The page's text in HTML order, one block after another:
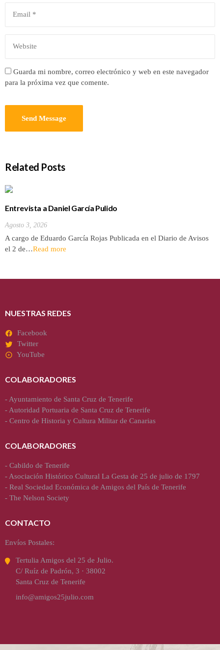
Guarda mi nombre, correo electrónico y web en este navegador
para la próxima vez que comente.
Related Posts
Entrevista a Daniel García Pulido
Agosto 3, 2026
A cargo de Eduardo García Rojas Publicada en el Diario de Avisos
el 2 de…Read more
NUESTRAS REDES
Facebook
Twitter
YouTube
COLABORADORES
- Ayuntamiento de Santa Cruz de Tenerife
- Autoridad Portuaria de Santa Cruz de Tenerife
- Centro de Historia y Cultura Militar de Canarias
COLABORADORES
- Cabildo de Tenerife
- Asociación Histórico Cultural La Gesta de 25 de julio de 1797
- Real Sociedad Económica de Amigos del País de Tenerife
- The Nelson Society
CONTACTO
Envíos Postales:
Tertulia Amigos del 25 de Julio.
C/ Ruíz de Padrón, 3 · 38002
Santa Cruz de Tenerife
info@amigos25julio.com